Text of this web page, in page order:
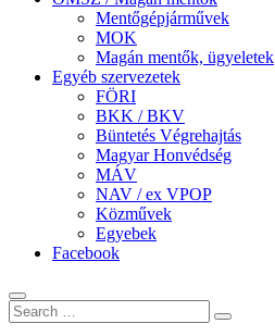
Mentőgépjárművek
MOK
Magán mentők, ügyeletek
Egyéb szervezetek
FÖRI
BKK / BKV
Büntetés Végrehajtás
Magyar Honvédség
MÁV
NAV / ex VPOP
Közművek
Egyebek
Facebook